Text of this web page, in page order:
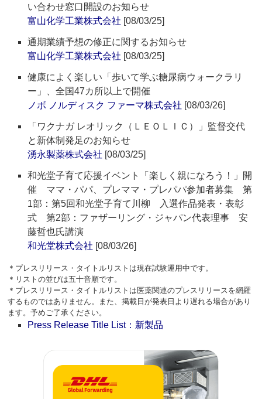
い合わせ窓口開設のお知らせ
富山化学工業株式会社 [08/03/25]
通期業績予想の修正に関するお知らせ
富山化学工業株式会社 [08/03/25]
健康によく楽しい「歩いて学ぶ糖尿病ウォークラリ
ー」、全国47カ所以上で開催
ノボ ノルディスク ファーマ株式会社 [08/03/26]
「ワクナガ レオリック（ＬＥＯＬＩＣ）」監督交代
と新体制発足のお知らせ
湧永製薬株式会社 [08/03/25]
和光堂子育て応援イベント「楽しく親になろう！」開
催 ママ・パパ、プレママ・プレパパ参加者募集 第
1部：第5回和光堂子育て川柳 入選作品発表・表彰
式 第2部：ファザーリング・ジャパン代表理事 安
藤哲也氏講演
和光堂株式会社 [08/03/26]
＊プレスリリース・タイトルリストは現在試験運用中です。
＊リストの並びは五十音順です。
＊プレスリリース・タイトルリストは医薬関連のプレスリリースを網羅
するものではありません。また、掲載日が発表日より遅れる場合があり
ます。予めご了承ください。
Press Release Title List：新製品